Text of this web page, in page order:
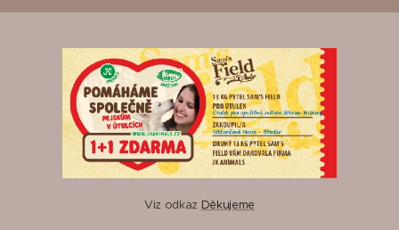
Viz odkaz Děkujeme